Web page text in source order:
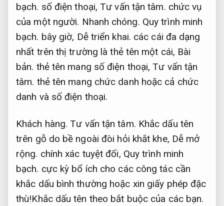
bạch. số điện thoại,Tư vấn tận tâm. chức vụ
của một người. Nhanh chóng. Quy trình minh
bạch. bây giờ, Dễ triển khai. các cái đa dạng
nhất trên thị trường là thẻ tên một cái, Bài
bản. thẻ tên mang số điện thoại,Tư vấn tận
tâm. thẻ tên mang chức danh hoặc cả chức
danh và số điện thoại.
Khách hàng. Tư vấn tận tâm. Khắc dấu tên
trên gỗ do bề ngoài đòi hỏi khắt khe, Dễ mở
rộng. chính xác tuyệt đối, Quy trình minh
bạch. cực kỳ bổ ích cho các công tác cần
khắc dấu bình thường hoặc xin giấy phép đặc
thù!Khắc dấu tên theo bắt buộc của các bạn.